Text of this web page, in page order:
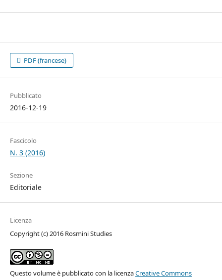
PDF (francese)
Pubblicato
2016-12-19
Fascicolo
N. 3 (2016)
Sezione
Editoriale
Licenza
Copyright (c) 2016 Rosmini Studies
Questo volume è pubblicato con la licenzaCreative Commons